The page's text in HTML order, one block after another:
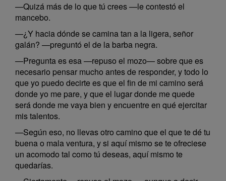
—Quizá más de lo que tú crees —le contestó el
mancebo.
—¿Y hacia dónde se camina tan a la ligera, señor
galán? —preguntó el de la barba negra.
—Pregunta es esa —repuso el mozo— sobre que es
necesario pensar mucho antes de responder, y todo lo
que yo puedo decirte es que el fin de mi camino será
donde yo me pare, y que el lugar donde me quede
será donde me vaya bien y encuentre en qué ejercitar
mis talentos.
—Según eso, no llevas otro camino que el que te dé tu
buena o mala ventura, y si aquí mismo se te ofreciese
un acomodo tal como tú deseas, aquí mismo te
quedarías.